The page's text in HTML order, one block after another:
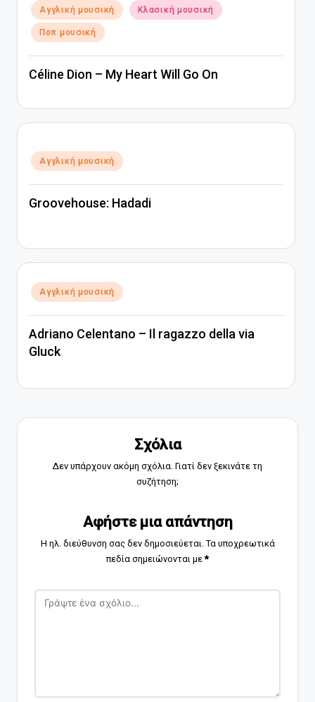
Αναρτήθηκε
σε
Αγγλική μουσική Κλασική μουσική
Ποπ μουσική
Céline Dion – My Heart Will Go On
Αναρτήθηκε
σε
Αγγλική μουσική
Groovehouse: Hadadi
Αναρτήθηκε
σε
Αγγλική μουσική
Adriano Celentano – Il ragazzo della via
Gluck
Σχόλια
Δεν υπάρχουν ακόμη σχόλια. Γιατί δεν ξεκινάτε τη
συζήτηση;
Αφήστε μια απάντηση
Η ηλ. διεύθυνση σας δεν δημοσιεύεται. Τα υποχρεωτικά
πεδία σημειώνονται με*